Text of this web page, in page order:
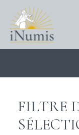
FILTRE